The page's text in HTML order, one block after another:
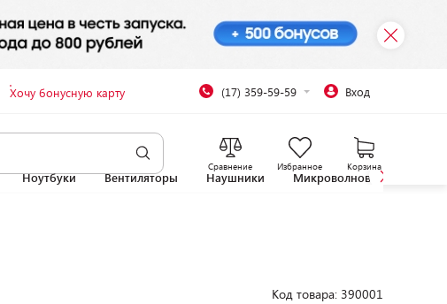
Хочу бонусную карту (17) 359-59-59 Вход
Сравнение Избранное Корзина
Ноутбуки Вентиляторы Наушники Микроволновые печи
Код товара: 390001